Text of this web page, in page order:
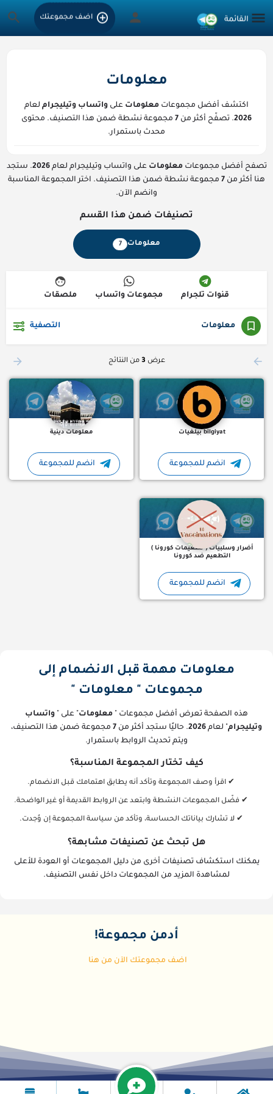
اضف مجموعتك
معلومات
اكتشف أفضل مجموعات معلومات على واتساب وتيليجرام لعام
2026. تصفّح أكثر من 7 مجموعة نشطة ضمن هذا التصنيف. محتوى
محدث باستمرار.
تصفح أفضل مجموعاتمعلومات على واتساب وتيليجرام لعام2026. ستجد
هنا أكثر من 7 مجموعة نشطة ضمن هذا التصنيف. اختر المجموعة المناسبة
وانضم الآن.
تصنيفات ضمن هذا القسم
معلومات 7
قنوات تلجرام مجموعات واتساب ملصقات
معلومات التصفية
عرض 3 من النتائج
bilgiyat بيلغيات
انضم للمجموعة
معلومات دينية
انضم للمجموعة
أضرار وسلبيات ( تطعيمات كورونا )
التطعيم ضد كورونا
هذه قناة بتنشر اضرار التطعيم اضرار تطعيمات كورونا - كوفيد 19 لقاح استرازينيكا-اكسفورد لقاح فايزر لقاح…
انضم للمجموعة
معلومات مهمة قبل الانضمام إلى
مجموعات " معلومات "
هذه الصفحة تعرض أفضل مجموعات " معلومات" على " واتساب
وتيليجرام" لعام 2026. حاليًا ستجد أكثر من 7 مجموعة ضمن هذا التصنيف،
ويتم تحديث الروابط باستمرار.
كيف تختار المجموعة المناسبة؟
✔ اقرأ وصف المجموعة وتأكد أنه يطابق اهتمامك قبل الانضمام.
✔ فضّل المجموعات النشطة وابتعد عن الروابط القديمة أو غير الواضحة.
✔ لا تشارك بياناتك الحساسة، وتأكد من سياسة المجموعة إن وُجدت.
هل تبحث عن تصنيفات مشابهة؟
يمكنك استكشاف تصنيفات أخرى من دليل المجموعات أو العودة للأعلى
لمشاهدة المزيد من المجموعات داخل نفس التصنيف.
أدمن مجموعة!
اضف مجموعتك الآن من هنا